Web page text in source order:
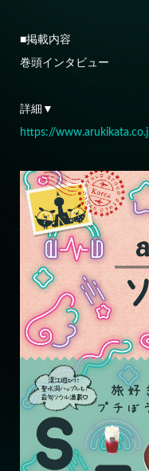
■掲載内容
巻頭インタビュー
詳細▼
https://